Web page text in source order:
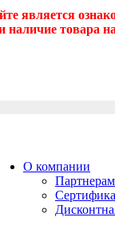
является
наличие товара
О компании
Партнерам